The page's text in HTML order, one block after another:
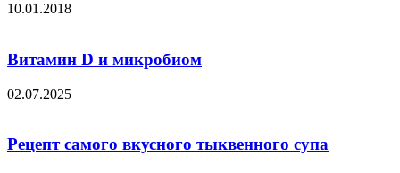
10.01.2018
Витамин D и микробиом
02.07.2025
Рецепт самого вкусного тыквенного супа